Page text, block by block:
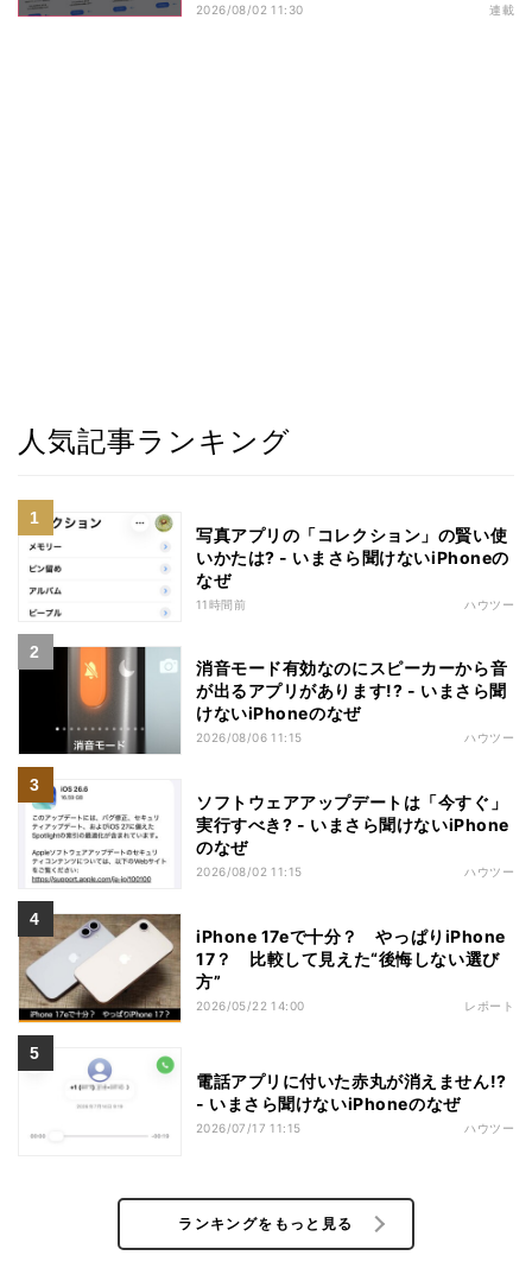
2026/08/02 11:30 連載
人気記事ランキング
写真アプリの「コレクション」の賢い使
いかたは? - いまさら聞けないiPhoneの
なぜ
11時間前 ハウツー
消音モード有効なのにスピーカーから音
が出るアプリがあります!? - いまさら聞
けないiPhoneのなぜ
2026/08/06 11:15 ハウツー
ソフトウェアアップデートは「今すぐ」
実行すべき? - いまさら聞けないiPhone
のなぜ
2026/08/02 11:15 ハウツー
iPhone 17eで十分？ やっぱりiPhone
17？ 比較して見えた“後悔しない選び
方”
2026/05/22 14:00 レポート
電話アプリに付いた赤丸が消えません!?
- いまさら聞けないiPhoneのなぜ
2026/07/17 11:15 ハウツー
ランキングをもっと見る